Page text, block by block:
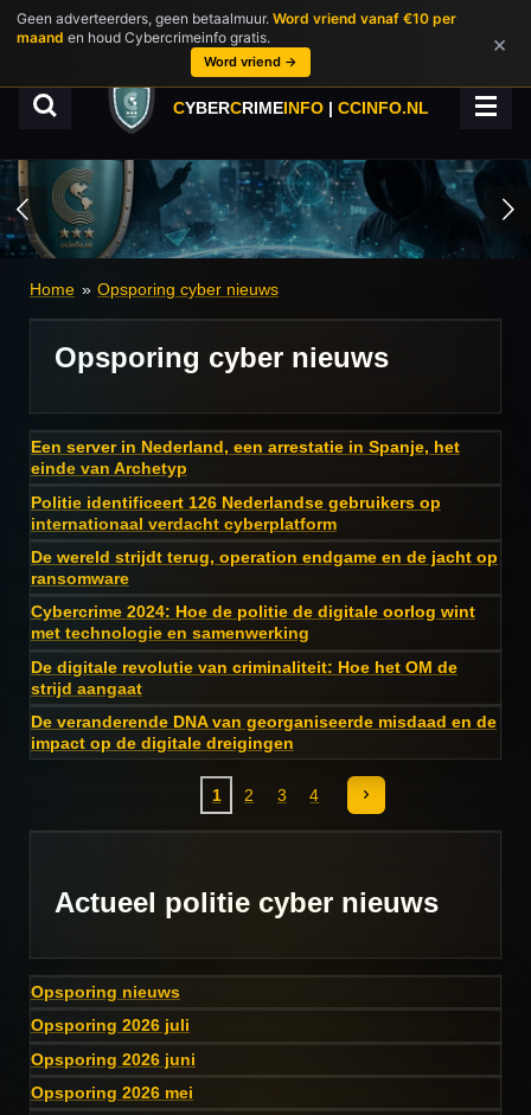
Geen adverteerders, geen betaalmuur. Word vriend vanaf €10 per
maand en houd Cybercrimeinfo gratis.
Word vriend →
×
Ga
direct
hoofdinhoud
CYBERCRIMEINFO | CCINFO.NL
Home » Opsporing cyber nieuws
Opsporing cyber nieuws
Een server in Nederland, een arrestatie in Spanje, het
einde van Archetyp
Politie identificeert 126 Nederlandse gebruikers op
internationaal verdacht cyberplatform
De wereld strijdt terug, operation endgame en de jacht op
ransomware
Cybercrime 2024: Hoe de politie de digitale oorlog wint
met technologie en samenwerking
De digitale revolutie van criminaliteit: Hoe het OM de
strijd aangaat
De veranderende DNA van georganiseerde misdaad en de
impact op de digitale dreigingen
1 2 3 4
Actueel politie cyber nieuws
Opsporing nieuws
Opsporing 2026 juli
Opsporing 2026 juni
Opsporing 2026 mei